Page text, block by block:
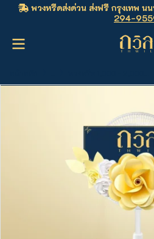
พวงหรีดส่งด่วน ส่งฟรี กรุงเทพ
294-